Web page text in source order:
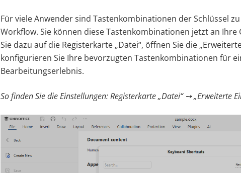
Für viele Anwender sind Tastenkombinationen der Schlüssel
Workflow. Sie können diese Tastenkombinationen jetzt an Ihre
Sie dazu auf die Registerkarte „Datei“, öffnen Sie die
konfigurieren Sie Ihre bevorzugten Tastenkombinationen für
Bearbeitungserlebnis.
So finden Sie die Einstellungen: Registerkarte „Datei“ ➙ „Erweiterte